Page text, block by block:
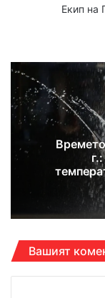
Екип на
Вашият